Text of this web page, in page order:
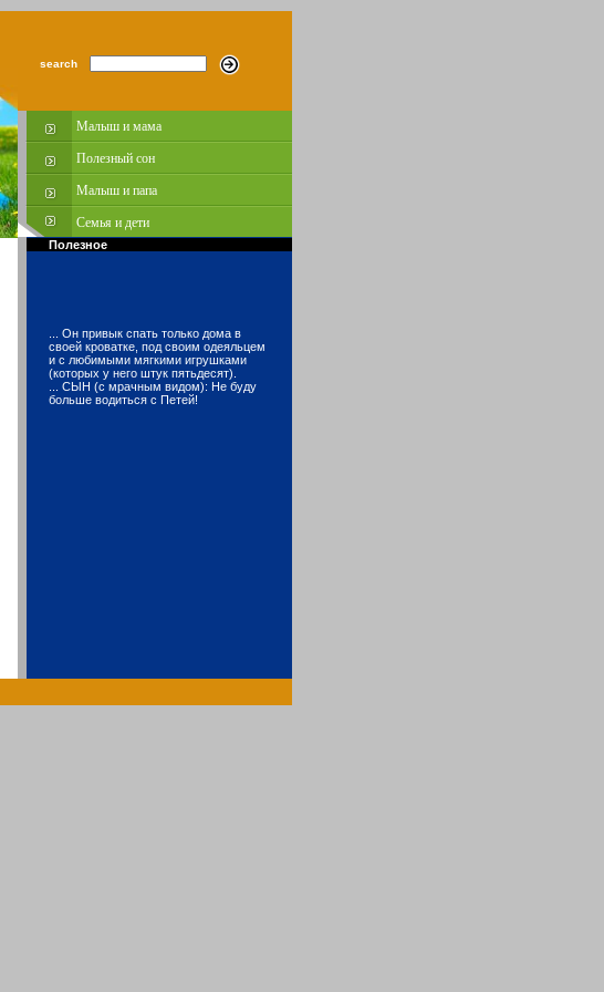
search
Малыш и мама
Полезный сон
Малыш и папа
Семья и дети
Полезное
... Он привык спать только дома в
своей кроватке, под своим одеяльцем
и с любимыми мягкими игрушками
(которых у него штук пятьдесят).
... СЫН (с мрачным видом): Не буду
больше водиться с Петей!